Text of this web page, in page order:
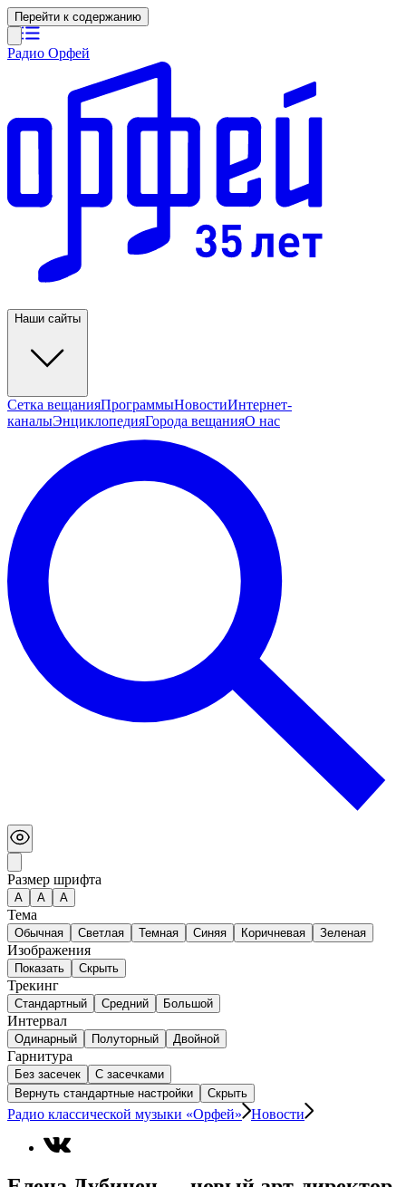
Перейти к содержанию
Радио Орфей
Наши сайты
Сетка вещанияПрограммыНовостиИнтернет-
каналыЭнциклопедияГорода вещанияО нас
Размер шрифта
А A A
Тема
Обычная Светлая Темная Синяя Коричневая Зеленая
Изображения
Показать Скрыть
Трекинг
Стандартный Средний Большой
Интервал
Одинарный Полуторный Двойной
Гарнитура
Без засечек
С засечками
Вернуть стандартные настройки
Скрыть
Радио классической музыки «Орфей» Новости